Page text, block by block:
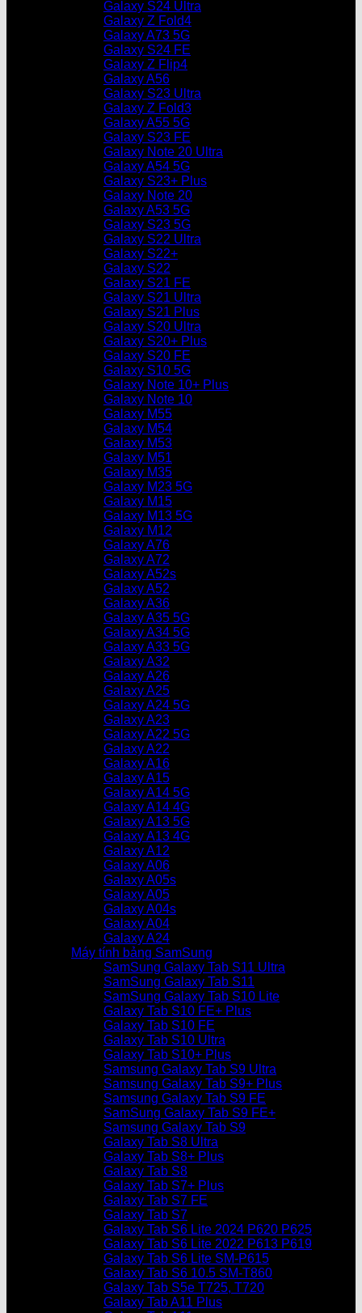
Galaxy S24 Ultra
Galaxy Z Fold4
Galaxy A73 5G
Galaxy S24 FE
Galaxy Z Flip4
Galaxy A56
Galaxy S23 Ultra
Galaxy Z Fold3
Galaxy A55 5G
Galaxy S23 FE
Galaxy Note 20 Ultra
Galaxy A54 5G
Galaxy S23+ Plus
Galaxy Note 20
Galaxy A53 5G
Galaxy S23 5G
Galaxy S22 Ultra
Galaxy S22+
Galaxy S22
Galaxy S21 FE
Galaxy S21 Ultra
Galaxy S21 Plus
Galaxy S20 Ultra
Galaxy S20+ Plus
Galaxy S20 FE
Galaxy S10 5G
Galaxy Note 10+ Plus
Galaxy Note 10
Galaxy M55
Galaxy M54
Galaxy M53
Galaxy M51
Galaxy M35
Galaxy M23 5G
Galaxy M15
Galaxy M13 5G
Galaxy M12
Galaxy A76
Galaxy A72
Galaxy A52s
Galaxy A52
Galaxy A36
Galaxy A35 5G
Galaxy A34 5G
Galaxy A33 5G
Galaxy A32
Galaxy A26
Galaxy A25
Galaxy A24 5G
Galaxy A23
Galaxy A22 5G
Galaxy A22
Galaxy A16
Galaxy A15
Galaxy A14 5G
Galaxy A14 4G
Galaxy A13 5G
Galaxy A13 4G
Galaxy A12
Galaxy A06
Galaxy A05s
Galaxy A05
Galaxy A04s
Galaxy A04
Galaxy A24
Máy tính bảng SamSung
SamSung Galaxy Tab S11 Ultra
SamSung Galaxy Tab S11
SamSung Galaxy Tab S10 Lite
Galaxy Tab S10 FE+ Plus
Galaxy Tab S10 FE
Galaxy Tab S10 Ultra
Galaxy Tab S10+ Plus
Samsung Galaxy Tab S9 Ultra
Samsung Galaxy Tab S9+ Plus
Samsung Galaxy Tab S9 FE
SamSung Galaxy Tab S9 FE+
Samsung Galaxy Tab S9
Galaxy Tab S8 Ultra
Galaxy Tab S8+ Plus
Galaxy Tab S8
Galaxy Tab S7+ Plus
Galaxy Tab S7 FE
Galaxy Tab S7
Galaxy Tab S6 Lite 2024 P620 P625
Galaxy Tab S6 Lite 2022 P613 P619
Galaxy Tab S6 Lite SM-P615
Galaxy Tab S6 10.5 SM-T860
Galaxy Tab S5e T725, T720
Galaxy Tab A11 Plus